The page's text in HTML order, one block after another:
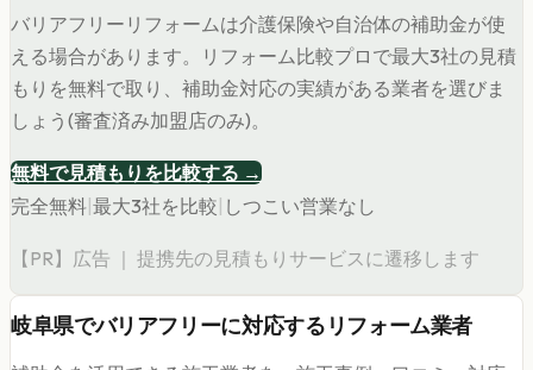
バリアフリーリフォームは介護保険や自治体の補助金が使
える場合があります。リフォーム比較プロで最大3社の見積
もりを無料で取り、補助金対応の実績がある業者を選びま
しょう(審査済み加盟店のみ)。
無料で見積もりを比較する →
完全無料 最大3社を比較 しつこい営業なし
【PR】広告 ｜ 提携先の見積もりサービスに遷移します
岐阜県でバリアフリーに対応するリフォーム業者